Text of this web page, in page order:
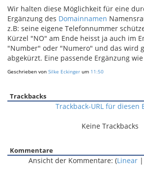
Wir halten diese Möglichkeit für eine
Ergänzung des Domainnamen
z.B: seine eigene Telefonnummer
Kürzel "NO" am Ende heisst ja auch im
"Number" oder "Numero" und das wird
abgekürzt. Eine passende Ergänzung
Geschrieben von Silke Eckinger um 11:50
Trackbacks
Trackback-URL für diesen
Keine Trackbacks
Kommentare
Ansicht der Kommentare: (Linear|